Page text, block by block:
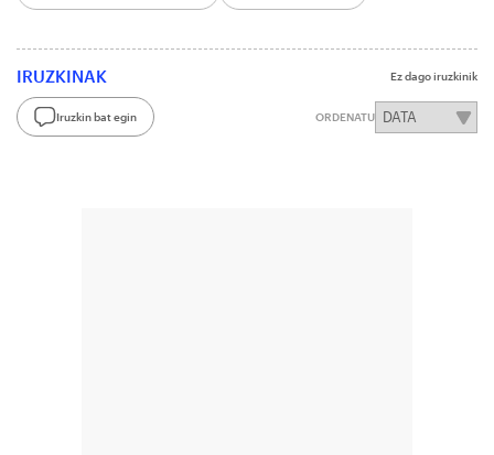
IRUZKINAK Ez dago iruzkinik
Iruzkin bat egin ORDENATU